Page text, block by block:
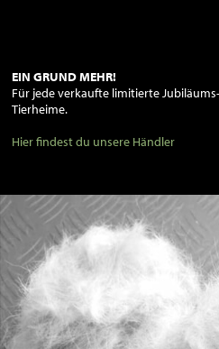
EIN GRUND MEHR!
Für jede verkaufte limitierte
Tierheime.
Hier findest du unsere Händler